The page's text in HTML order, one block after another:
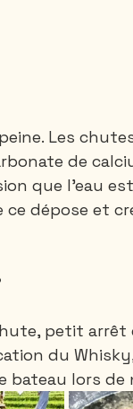
Les
de
que l'eau
ce dépose et
petit
du
bateau lors de